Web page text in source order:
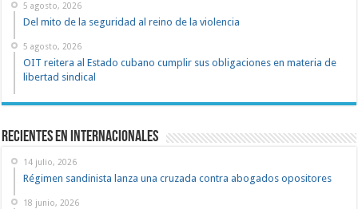
5 agosto, 2026
Del mito de la seguridad al reino de la violencia
5 agosto, 2026
OIT reitera al Estado cubano cumplir sus obligaciones en materia de
libertad sindical
Recientes en Internacionales
14 julio, 2026
Régimen sandinista lanza una cruzada contra abogados opositores
18 junio, 2026